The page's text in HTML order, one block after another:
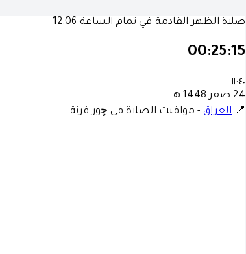
صلاة الظهر القادمة في تمام الساعة 12:06
00:25:14
١١:٤٠
24 صفر 1448 هـ
📍 العراق - مواقيت الصلاة في چور قرنة